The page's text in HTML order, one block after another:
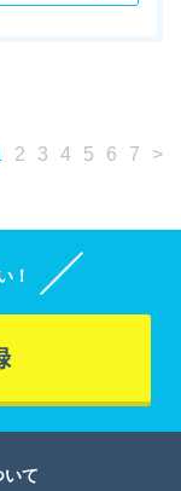
2 3 4 5 6 7 >
！
いて